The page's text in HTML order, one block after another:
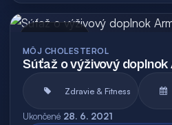
MÔJ CHOLESTEROL
Súťaž o výživový doplnok
Zdravie & Fitness
Ukončené 28. 6. 2021